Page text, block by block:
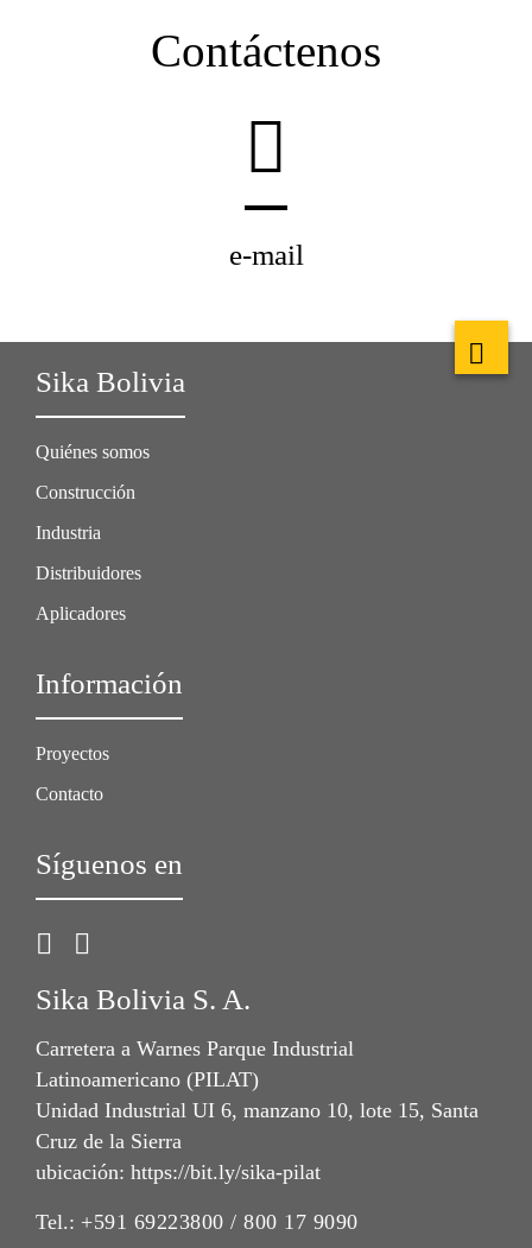
Contáctenos
e-mail
Sika Bolivia
Quiénes somos
Construcción
Industria
Distribuidores
Aplicadores
Información
Proyectos
Contacto
Síguenos en
Sika Bolivia S. A.
Carretera a Warnes Parque Industrial
Latinoamericano (PILAT)
Unidad Industrial UI 6, manzano 10, lote 15, Santa
Cruz de la Sierra
ubicación: https://bit.ly/sika-pilat
Tel.: +591 69223800 / 800 17 9090